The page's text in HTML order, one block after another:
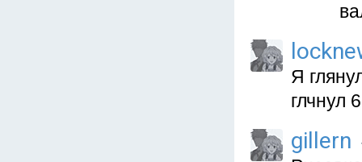
Я
глчнул
gillern